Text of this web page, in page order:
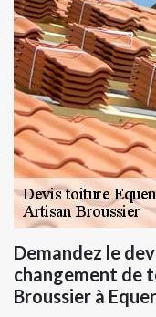
Demandez le
changement de
Broussier à